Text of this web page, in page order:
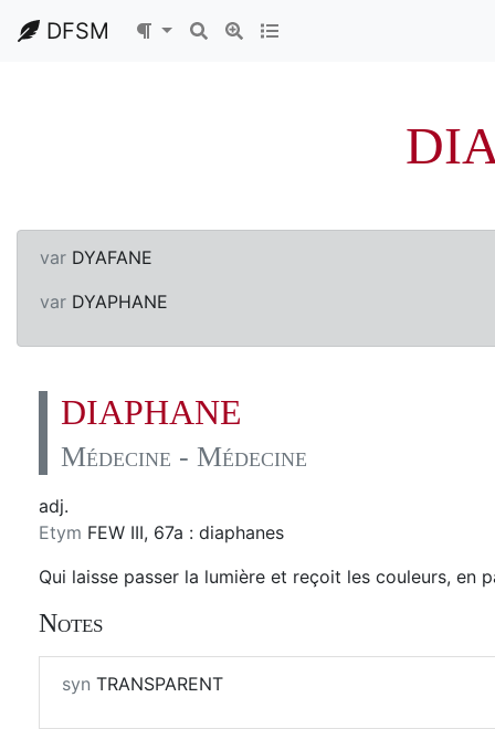
DFSM
var DYAFANE
var DYAPHANE
DIAPHANE
Médecine - Médecine
adj.
Etym FEW III, 67a : diaphanes
Qui laisse passer la lumière et reçoit les couleurs, en
Notes
syn TRANSPARENT